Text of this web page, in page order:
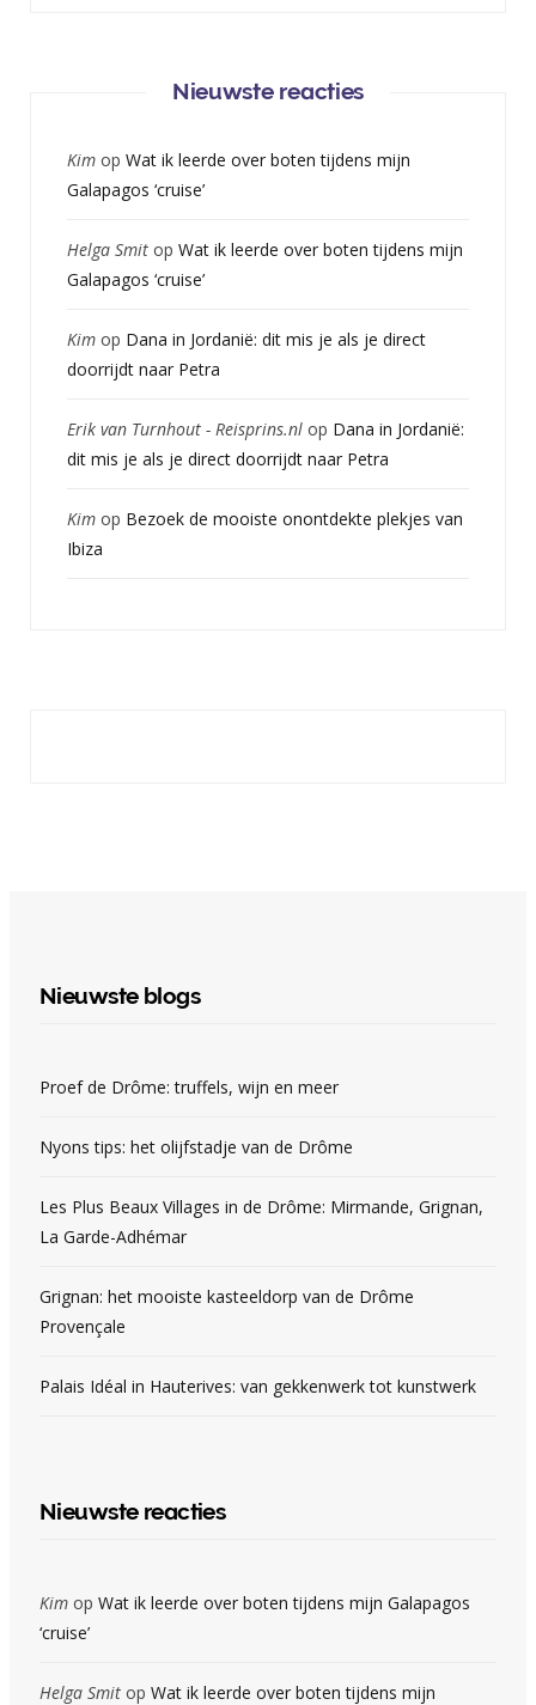
Nieuwste reacties
Kim op Wat ik leerde over boten tijdens mijn
Galapagos ‘cruise’
Helga Smit op Wat ik leerde over boten tijdens mijn
Galapagos ‘cruise’
Kim op Dana in Jordanië: dit mis je als je direct
doorrijdt naar Petra
Erik van Turnhout - Reisprins.nl op Dana in Jordanië:
dit mis je als je direct doorrijdt naar Petra
Kim op Bezoek de mooiste onontdekte plekjes van
Ibiza
Nieuwste blogs
Proef de Drôme: truffels, wijn en meer
Nyons tips: het olijfstadje van de Drôme
Les Plus Beaux Villages in de Drôme: Mirmande, Grignan,
La Garde-Adhémar
Grignan: het mooiste kasteeldorp van de Drôme
Provençale
Palais Idéal in Hauterives: van gekkenwerk tot kunstwerk
Nieuwste reacties
Kim op Wat ik leerde over boten tijdens mijn Galapagos
‘cruise’
Helga Smit op Wat ik leerde over boten tijdens mijn